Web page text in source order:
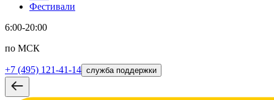
Фестивали
6:00-20:00
по МСК
+7 (495) 121-41-14 служба поддержки